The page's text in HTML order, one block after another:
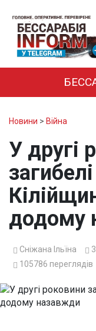
Новини > Війна
У другі
додому
Сніжана Ільїна
105786 переглядів